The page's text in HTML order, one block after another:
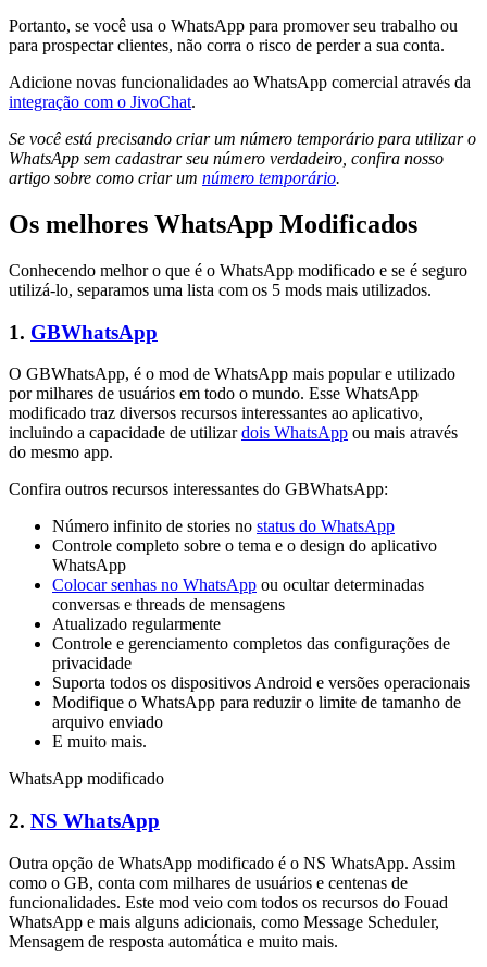
Portanto, se você usa o WhatsApp para promover seu trabalho ou
para prospectar clientes, não corra o risco de perder a sua conta.
Adicione novas funcionalidades ao WhatsApp comercial através da
integração com o JivoChat.
Se você está precisando criar um número temporário para utilizar o
WhatsApp sem cadastrar seu número verdadeiro, confira nosso
artigo sobre como criar um número temporário.
Os melhores WhatsApp Modificados
Conhecendo melhor o que é o WhatsApp modificado e se é seguro
utilizá-lo, separamos uma lista com os 5 mods mais utilizados.
1. GBWhatsApp
O GBWhatsApp, é o mod de WhatsApp mais popular e utilizado
por milhares de usuários em todo o mundo. Esse WhatsApp
modificado traz diversos recursos interessantes ao aplicativo,
incluindo a capacidade de utilizardois WhatsApp ou mais através
do mesmo app.
Confira outros recursos interessantes do GBWhatsApp:
Número infinito de stories no status do WhatsApp
Controle completo sobre o tema e o design do aplicativo
WhatsApp
Colocar senhas no WhatsApp ou ocultar determinadas
conversas e threads de mensagens
Atualizado regularmente
Controle e gerenciamento completos das configurações de
privacidade
Suporta todos os dispositivos Android e versões operacionais
Modifique o WhatsApp para reduzir o limite de tamanho de
arquivo enviado
E muito mais.
WhatsApp modificado
2. NS WhatsApp
Outra opção de WhatsApp modificado é o NS WhatsApp. Assim
como o GB, conta com milhares de usuários e centenas de
funcionalidades. Este mod veio com todos os recursos do Fouad
WhatsApp e mais alguns adicionais, como Message Scheduler,
Mensagem de resposta automática e muito mais.